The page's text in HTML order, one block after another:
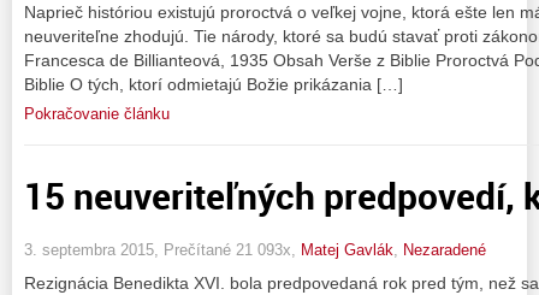
Naprieč históriou existujú proroctvá o veľkej vojne, ktorá ešte len
neuveriteľne zhodujú. Tie národy, ktoré sa budú stavať proti
Francesca de Billianteová, 1935 Obsah Verše z Biblie Proroctvá
Biblie O tých, ktorí odmietajú Božie prikázania […]
Pokračovanie článku
15 neuveriteľných predpovedí,
3. septembra 2015, Prečítané 21 093x, Matej Gavlák, Nezaradené
Rezignácia Benedikta XVI. bola predpovedaná rok pred tým, než